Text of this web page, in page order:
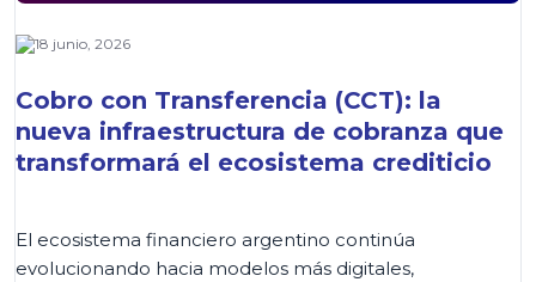
18 junio, 2026
Cobro con Transferencia (CCT): la
nueva infraestructura de cobranza que
transformará el ecosistema crediticio
El ecosistema financiero argentino continúa
evolucionando hacia modelos más digitales,